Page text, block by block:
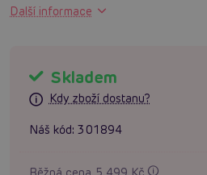
Další informace
Skladem
Kdy zboží dostanu?
Náš kód: 301894